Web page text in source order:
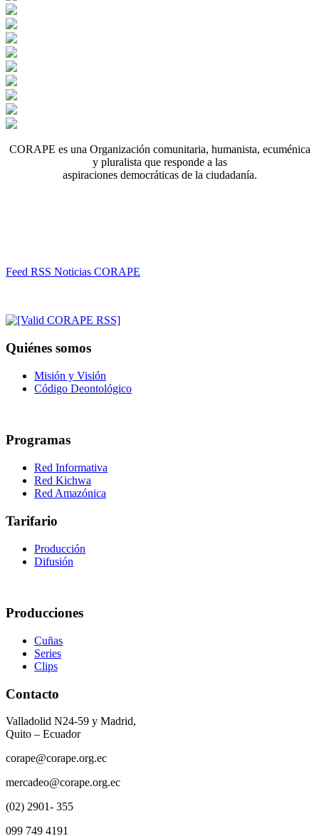
CORAPE es una Organización comunitaria, humanista, ecuménica
y pluralista que responde a las
aspiraciones democráticas de la ciudadanía.
Feed RSS Noticias CORAPE
Quiénes somos
Misión y Visión
Código Deontológico
Programas
Red Informativa
Red Kichwa
Red Amazónica
Tarifario
Producción
Difusión
Producciones
Cuñas
Series
Clips
Contacto
Valladolid N24-59 y Madrid,
Quito – Ecuador
corape@corape.org.ec
mercadeo@corape.org.ec
(02) 2901- 355
099 749 4191